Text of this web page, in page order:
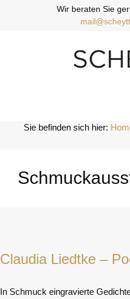
Wir beraten Sie
Sie befinden sich hier:
Claudia Liedtke –
In Schmuck eingravierte